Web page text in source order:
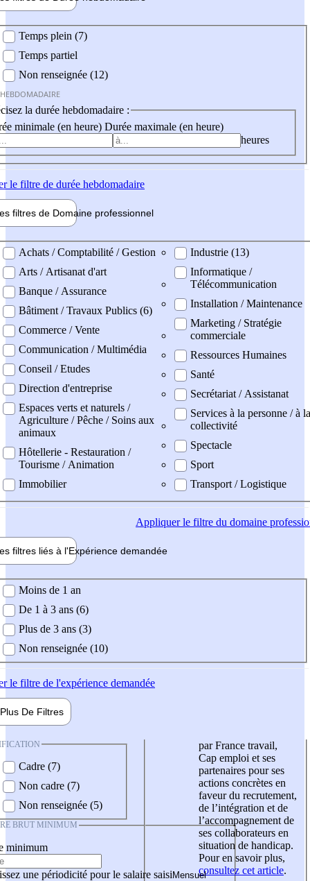
Temps plein (7)
Temps partiel
Non renseignée (12)
la durée hebdomadaire :
minimale (en heure) Durée maximale (en heure)
heures
le filtre de durée hebdomadaire
filtres de Domaine professionnel
professionel
Achats / Comptabilité / Gestion
Arts / Artisanat d'art
Banque / Assurance
Bâtiment / Travaux Publics (6)
Commerce / Vente
Communication / Multimédia
Conseil / Etudes
Direction d'entreprise
Espaces verts et naturels /
Agriculture / Pêche / Soins aux
animaux
Hôtellerie - Restauration /
Tourisme / Animation
Immobilier
Industrie (13)
Informatique /
Télécommunication
Installation / Maintenance
Marketing / Stratégie
commerciale
Ressources Humaines
Santé
Secrétariat / Assistanat
Services à la personne / à la
collectivité
Spectacle
Sport
Transport / Logistique
Appliquerle filtre du domaine
filtres liés à l'Expérience demandée
demandée
Moins de 1 an
De 1 à 3 ans (6)
Plus de 3 ans (3)
Non renseignée (10)
le filtre de l'expérience demandée
Plus De Filtres
Cadre (7)
Non cadre (7)
Non renseignée (5)
BRUT MINIMUM
minimum
une périodicité pour le salaire saisi
par France travail,
Cap emploi et ses
partenaires pour ses
actions concrètes en
faveur du recrutement,
de l’intégration et de
l’accompagnement de
ses collaborateurs en
situation de handicap.
Pour en savoir plus,
consultez cet article.